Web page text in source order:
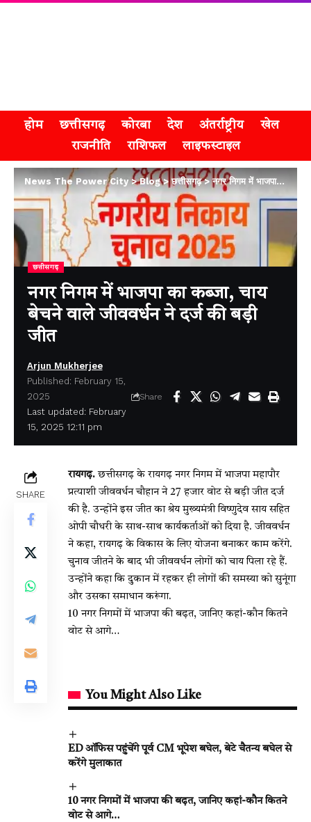
होम छत्तीसगढ़ कोरबा देश अंतर्राष्ट्रीय
खेल
राजनीति
राशिफल लाइफस्टाइल
News The Power City>Blog>छत्तीसगढ़>नगर निगम में भाजपा का कब्जा, चाय बेचने वाले जीववर्धन ने दर्ज की बड़ी जीत
छत्तीसगढ़
नगर निगम में भाजपा का कब्जा, चाय
बेचने वाले जीववर्धन ने दर्ज की बड़ी
जीत
Last updated: February
15, 2025 12:11 pm
Arjun Mukherjee
Published: February 15,
2025
Share
SHARE
रायगढ़.छत्तीसगढ़ के रायगढ़ नगर निगम में भाजपा महापौर
प्रत्याशी जीववर्धन चौहान ने 27 हजार वोट से बड़ी जीत दर्ज
की है. उन्होंने इस जीत का श्रेय मुख्यमंत्री विष्णुदेव साय सहित
ओपी चौधरी के साथ-साथ कार्यकर्ताओं को दिया है. जीववर्धन
ने कहा, रायगढ़ के विकास के लिए योजना बनाकर काम करेंगे.
चुनाव जीतने के बाद भी जीववर्धन लोगों को चाय पिला रहे हैं.
उन्होंने कहा कि दुकान में रहकर ही लोगों की समस्या को सुनूंगा
और उसका समाधान करूंगा.
10 नगर निगमों में भाजपा की बढ़त, जानिए कहां-कौन कितने
वोट से आगे…
You Might Also Like
ED ऑफिस पहुंचेंगे पूर्व CM भूपेश बघेल, बेटे चैतन्य बघेल से
करेंगे मुलाकात
10 नगर निगमों में भाजपा की बढ़त, जानिए कहां-कौन कितने
वोट से आगे…